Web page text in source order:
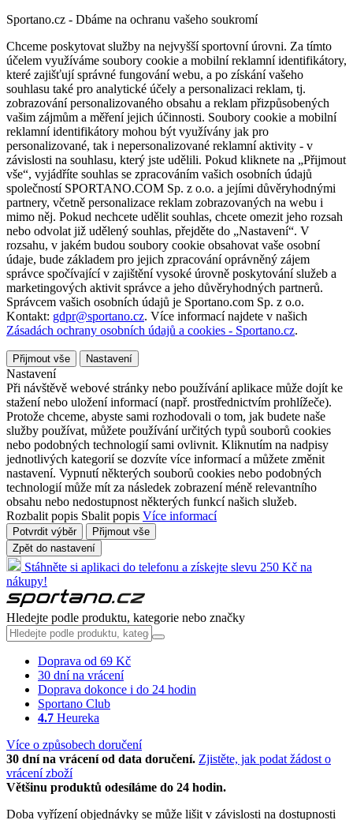
Sportano.cz - Dbáme na ochranu vašeho soukromí
Chceme poskytovat služby na nejvyšší sportovní úrovni. Za tímto
účelem využíváme soubory cookie a mobilní reklamní identifikátory,
které zajišťují správné fungování webu, a po získání vašeho
souhlasu také pro analytické účely a personalizaci reklam, tj.
zobrazování personalizovaného obsahu a reklam přizpůsobených
vašim zájmům a měření jejich účinnosti. Soubory cookie a mobilní
reklamní identifikátory mohou být využívány jak pro
personalizované, tak i nepersonalizované reklamní aktivity - v
závislosti na souhlasu, který jste udělili. Pokud kliknete na „Přijmout
vše“, vyjádříte souhlas se zpracováním vašich osobních údajů
společností SPORTANO.COM Sp. z o.o. a jejími důvěryhodnými
partnery, včetně personalizace reklam zobrazovaných na webu i
mimo něj. Pokud nechcete udělit souhlas, chcete omezit jeho rozsah
nebo odvolat již udělený souhlas, přejděte do „Nastavení“. V
rozsahu, v jakém budou soubory cookie obsahovat vaše osobní
údaje, bude základem pro jejich zpracování oprávněný zájem
správce spočívající v zajištění vysoké úrovně poskytování služeb a
marketingových aktivit správce a jeho důvěryhodných partnerů.
Správcem vašich osobních údajů je Sportano.com Sp. z o.o.
Kontakt: gdpr@sportano.cz. Více informací najdete v našich
Zásadách ochrany osobních údajů a cookies - Sportano.cz.
Přijmout vše Nastavení
Nastavení
Při návštěvě webové stránky nebo používání aplikace může dojít ke
stažení nebo uložení informací (např. prostřednictvím prohlížeče).
Protože chceme, abyste sami rozhodovali o tom, jak budete naše
služby používat, můžete používání určitých typů souborů cookies
nebo podobných technologií sami ovlivnit. Kliknutím na nadpisy
jednotlivých kategorií se dozvíte více informací a můžete změnit
nastavení. Vypnutí některých souborů cookies nebo podobných
technologií může mít za následek zobrazení méně relevantního
obsahu nebo nedostupnost některých funkcí našich služeb.
Rozbalit popis Sbalit popis Více informací
Potvrdit výběr
Přijmout vše
Zpět do nastavení
Stáhněte si aplikaci do telefonu a získejte slevu 250 Kč na
nákupy!
Hledejte podle produktu, kategorie nebo značky
Doprava od 69 Kč
30 dní na vrácení
Doprava dokonce i do 24 hodin
Sportano Club
4.7 Heureka
Více o způsobech doručení
30 dní na vrácení od data doručení. Zjistěte, jak podat žádost o
vrácení zboží
Většinu produktů odesíláme do 24 hodin.
Doba vyřízení objednávky se může lišit v závislosti na dostupnosti